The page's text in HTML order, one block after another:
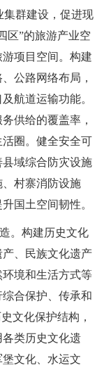
集群建设，促进现
区”的旅游产业空
游项目空间。构建
公路网络布局，
航道运输功能。
供给的覆盖率，
圈。健全安全可
域综合防灾设施
村寨消防设施
国土空间韧性。
。构建历史文化
、民族文化遗产
境和生活方式等
合保护、传承和
文化保护结构，
类历史文化遗
文化、水运文